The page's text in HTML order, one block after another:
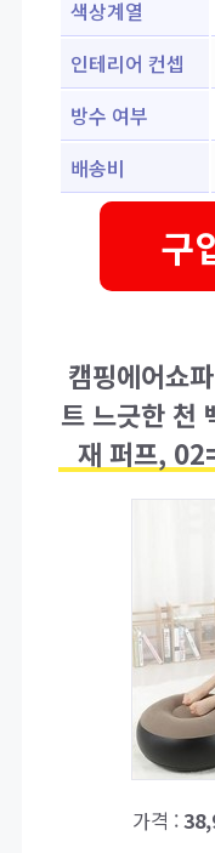
색상계열
인테리어 컨셉
방수 여부
배송비
구
캠핑에어쇼
트 느긋한 천
재 퍼프,
가격 :